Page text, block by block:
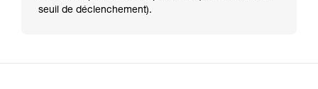
seuil de déclenchement).